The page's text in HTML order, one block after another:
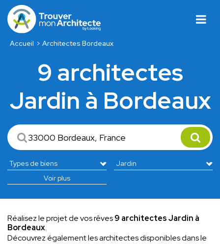
Accueil Architectes Bordeaux
9 architectes
Jardin à Bordeaux
Voir plus
Réalisez le projet de vos rêves9 architectes Jardin à
Bordeaux.
Découvrez également les architectes disponibles dans le